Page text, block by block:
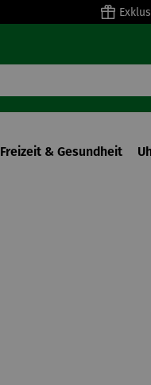
Freizeit & Gesundheit